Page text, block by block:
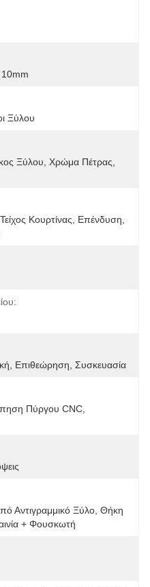
Ξύλου
Ξύλου, Χρώμα Πέτρας,
Κουρτίνας, Επένδυση,
Επιθεώρηση, Συσκευασία
Πύργου CNC,
Αντιγραμμικό Ξύλο, Θήκη
+ Φουσκωτή